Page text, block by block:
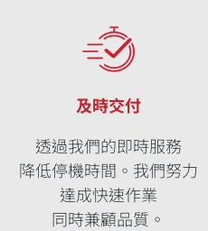
及時交付
透過我們的即時服務
降低停機時間。我們努力
達成快速作業
同時兼顧品質。